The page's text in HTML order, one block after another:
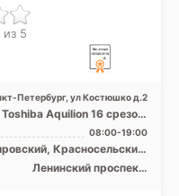
из 5
Петербург, ул Костюшко д.2
Aquilion 16 срезов,
КТ Siemens Somatom
Definition 64 срезов ...
08:00-19:00
Красносельский,
Московский
Ленинский проспект,